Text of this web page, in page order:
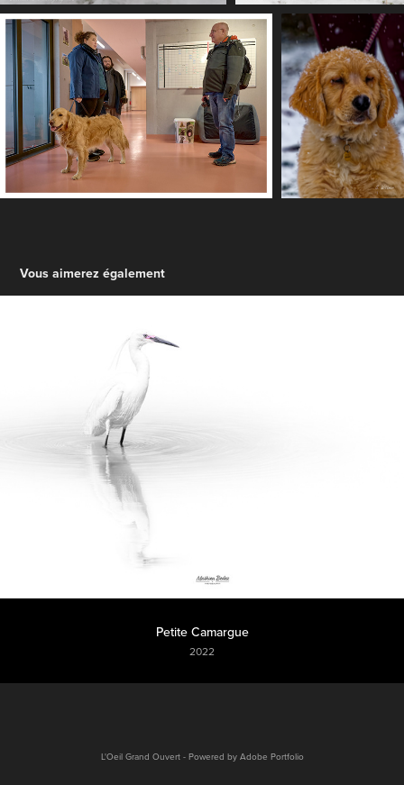
Vous aimerez également
Petite Camargue
2022
L'Oeil Grand Ouvert - Powered by Adobe Portfolio